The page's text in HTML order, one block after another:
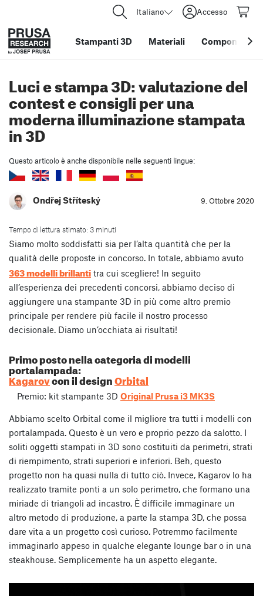
Italiano Accesso
Stampanti 3D Materiali Componenti e
Luci e stampa 3D: valutazione del
contest e consigli per una
moderna illuminazione stampata
in 3D
Questo articolo è anche disponibile nelle seguenti lingue:
Ondřej Stříteský 9. Ottobre 2020
Tempo di lettura stimato: 3 minuti
Siamo molto soddisfatti sia per l’alta quantità che per la
qualità delle proposte in concorso. In totale, abbiamo avuto
363 modelli brillanti tra cui scegliere! In seguito
all’esperienza dei precedenti concorsi, abbiamo deciso di
aggiungere una stampante 3D in più come altro premio
principale per rendere più facile il nostro processo
decisionale. Diamo un’occhiata ai risultati!
Primo posto nella categoria di modelli
portalampada:
Kagarovcon il designOrbital
Premio: kit stampante 3D Original Prusa i3 MK3S
Abbiamo scelto Orbital come il migliore tra tutti i modelli con
portalampada. Questo è un vero e proprio pezzo da salotto. I
soliti oggetti stampati in 3D sono costituiti da perimetri, strati
di riempimento, strati superiori e inferiori. Beh, questo
progetto non ha quasi nulla di tutto ciò. Invece, Kagarov lo ha
realizzato tramite ponti a un solo perimetro, che formano una
miriade di triangoli ad incastro. È difficile immaginare un
altro metodo di produzione, a parte la stampa 3D, che possa
dare vita a un progetto così curioso. Potremmo facilmente
immaginarlo appeso in qualche elegante lounge bar o in una
steakhouse. Semplicemente ha un aspetto elegante.